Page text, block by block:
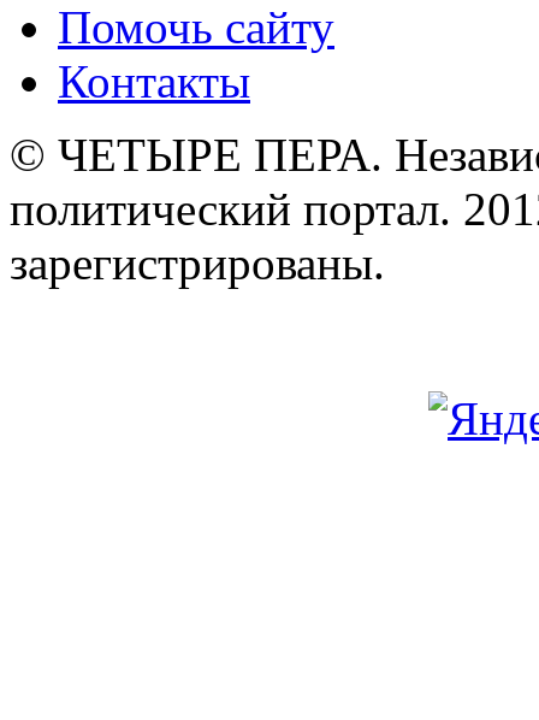
Помочь сайту
Контакты
© ЧЕТЫРЕ ПЕРА.
политический портал.
зарегистрированы.